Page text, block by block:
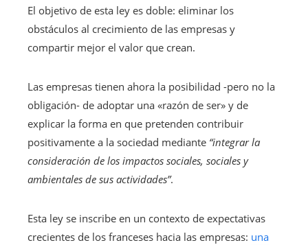
El objetivo de esta ley es doble: eliminar los
obstáculos al crecimiento de las empresas y
compartir mejor el valor que crean.
Las empresas tienen ahora la posibilidad -pero no la
obligación- de adoptar una «razón de ser» y de
explicar la forma en que pretenden contribuir
positivamente a la sociedad mediante “integrar la
consideración de los impactos sociales, sociales y
ambientales de sus actividades”.
Esta ley se inscribe en un contexto de expectativas
crecientes de los franceses hacia las empresas: una